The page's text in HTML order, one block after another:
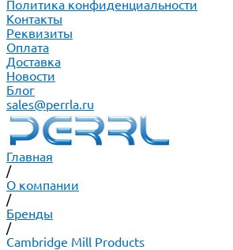
Политика конфиденциальности
Контакты
Реквизиты
Оплата
Доставка
Новости
Блог
sales@perrla.ru
Главная
/
О компании
/
Бренды
/
Cambridge Mill Products